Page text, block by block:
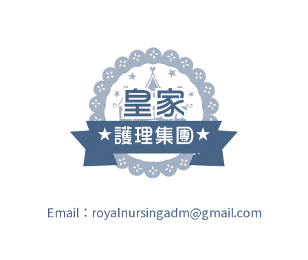
Email：royalnursingadm@gmail.com